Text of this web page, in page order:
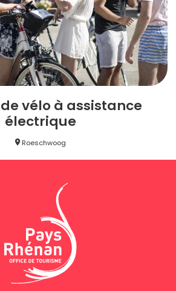
vélo à assistance
électrique
Roeschwoog